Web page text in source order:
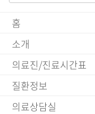
홈
소개
의료진/진료시간표
질환정보
의료상담실